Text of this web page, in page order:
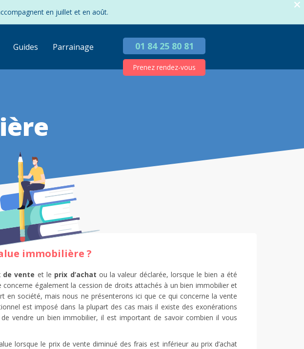
en juillet et en août.
Guides Parrainage 01 84 25 80 81
Prenez rendez-vous
immobilière ?
de vente et le prix d’achat ou la valeur déclarée, lorsque le bien a été
concerne également la cession de droits attachés à un bien immobilier et
en société, mais nous ne présenterons ici que ce qui concerne la vente
est imposé dans la plupart des cas mais il existe des exonérations
vendre un bien immobilier, il est important de savoir combien il vous
lorsque le prix de vente diminué des frais est inférieur au prix d’achat